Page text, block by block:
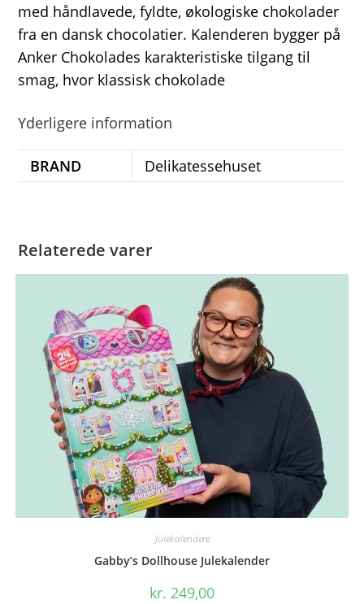
med håndlavede, fyldte, økologiske chokolader
fra en dansk chocolatier. Kalenderen bygger på
Anker Chokolades karakteristiske tilgang til
smag, hvor klassisk chokolade
Yderligere information
BRAND Delikatessehuset
Relaterede varer
Julekalendere
Gabby’s Dollhouse Julekalender
kr. 249,00